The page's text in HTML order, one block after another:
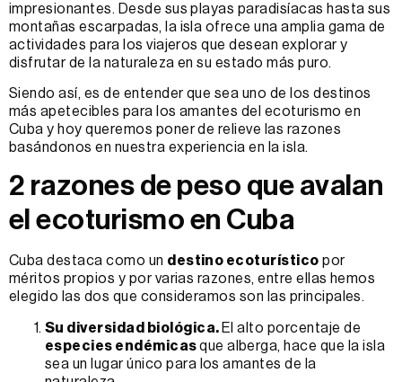
impresionantes. Desde sus playas paradisíacas hasta sus
montañas escarpadas, la isla ofrece una amplia gama de
actividades para los viajeros que desean explorar y
disfrutar de la naturaleza en su estado más puro.
Siendo así, es de entender que sea uno de los destinos
más apetecibles para los amantes del ecoturismo en
Cuba y hoy queremos poner de relieve las razones
basándonos en nuestra experiencia en la isla.
2 razones de peso que avalan
el ecoturismo en Cuba
Cuba destaca como un destino ecoturístico por
méritos propios y por varias razones, entre ellas hemos
elegido las dos que consideramos son las principales.
Su diversidad biológica. El alto porcentaje de
especies endémicasque alberga, hace que la isla
sea un lugar único para los amantes de la